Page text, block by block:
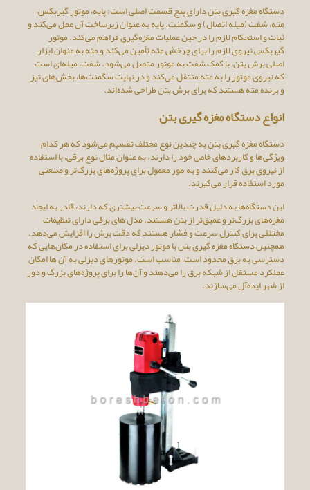
دستگاه مغزه گیری بتن دارای پنج قسمت اصلی است: پایه، موتور گیربکس،
مته، شفت (میله اتصال) و سگمنت. پایه به عنوان زیرساخت آن عمل می‌کند و
ثبات و استحکام لازم را در حین عملیات مغزه‌گیری فراهم می‌کند. موتور
گیربکس نیروی لازم را برای چرخش مته تأمین می‌کند و مته به عنوان ابزار
اصلی برش بتن، با کمک شفت به موتور متصل می‌شود. شفت، میله‌ای است
که نیروی موتور را به مته منتقل می‌کند و در نهایت سگمنت‌ها، بخش‌های تیز
و برنده مته هستند که برای برش بتن طراحی شده‌اند.
انواع دستگاه مغزه گیری بتن
دستگاه مغزه گیری بتن به چندین نوع مختلف تقسیم می‌شود که هر کدام
ویژگی‌ها و کاربردهای خاص خود را دارند. به عنوان مثال نوع برقی، با استفاده
از نیروی برق کار می‌کنند و به طور معمول برای پروژه‌های بزرگ‌تر و صنعتی
مورد استفاده قرار می‌گیرند.
این دستگاه‌ها به دلیل قدرت بالاتر و سرعت بیشتری که دارند، قادر به ایجاد
مغزه‌های بزرگ‌تر و عمیق‌تر از بتن هستند. مدل های برقی دارای تنظیمات
مختلفی برای کنترل سرعت و فشار هستند که دقت برش را افزایش می‌دهد.
همچنین دستگاه مغزه گیری بتن با موتور دیزلی برای استفاده در مکان‌هایی که
دسترسی به برق محدود است، مناسب است. موتورهای دیزلی به آن ها امکان
عملکرد مستقل از شبکه برق را می‌دهند و آن‌ها را برای پروژه‌های بزرگ و دور
از شهر ایده‌آل می‌سازند.